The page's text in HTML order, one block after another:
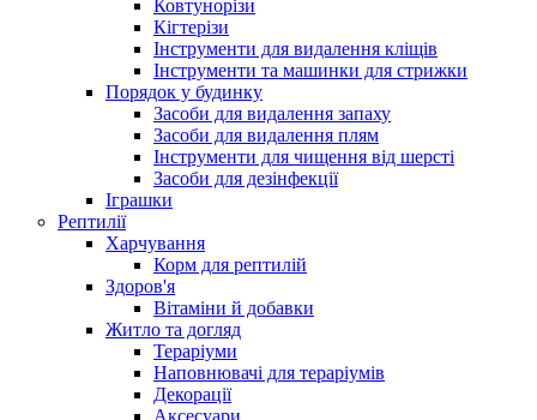
Ковтунорізи
Кігтерізи
Інструменти для видалення кліщів
Інструменти та машинки для стрижки
Порядок у будинку
Засоби для видалення запаху
Засоби для видалення плям
Інструменти для чищення від шерсті
Засоби для дезінфекції
Іграшки
Рептилії
Харчування
Корм для рептилій
Здоров'я
Вітаміни й добавки
Житло та догляд
Тераріуми
Наповнювачі для тераріумів
Декорації
Аксесуари